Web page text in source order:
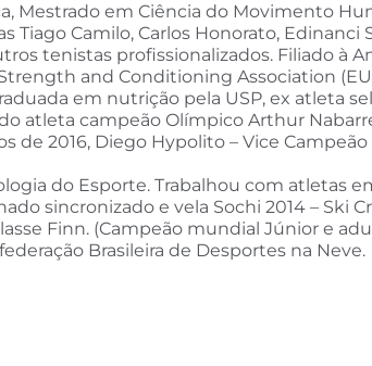
Mestrado em Ciência do Movimento
Camilo, Carlos Honorato, Edinanci
tenistas profissionalizados. Filiado à
and Conditioning Association
em nutrição pela USP, ex atleta
atleta campeão Olímpico Arthur
de 2016, Diego Hypolito – Vice
do Esporte. Trabalhou com atletas
sincronizado e vela Sochi 2014 – Ski
Finn. (Campeão mundial Júnior e
Brasileira de Desportes na Neve.